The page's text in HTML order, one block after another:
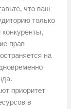
что ваш
только
прав
на
приоритет
в